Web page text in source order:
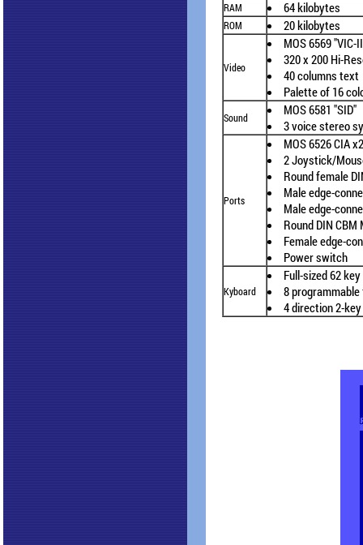
RAM 64 kilobytes
ROM 20 kilobytes
Video
MOS 6569 "VIC-
320 x 200 Hi-
40 columns text
Palette of 16
Sound
MOS 6581 "SID"
3 voice stereo
Ports
MOS 6526 CIA
2 Joystick/
Round female
Male edge-
Male edge-
Round DIN
Female edge-
Power switch
Kyboard
Full-sized 62 key
8
4 direction 2-